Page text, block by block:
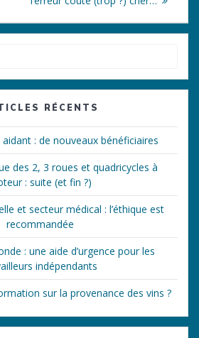
:
RÉCENTS
: de nouveaux bénéficiaires
des 2, 3 roues et quadricycles à
: suite (et fin ?)
et secteur médical : l’éthique est
recommandée
: une aide d’urgence pour les
indépendants
sur la provenance des vins ?